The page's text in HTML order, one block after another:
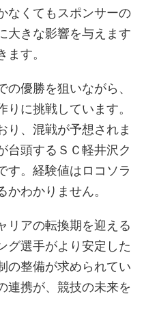
なくてもスポンサーの
大きな影響を与えます
す。
優勝を狙いながら、
に挑戦しています。
り、混戦が予想されま
台頭するＳＣ軽井沢ク
す。経験値はロコソラ
わかりません。
リアの転換期を迎える
グ選手がより安定した
の整備が求められてい
連携が、競技の未来を